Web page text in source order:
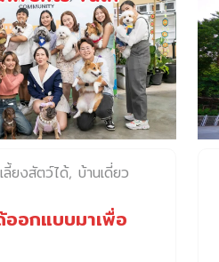
ลี้ยงสัตว์ได้ บ้านเดี่ยว
ออกแบบมาเพื่อ